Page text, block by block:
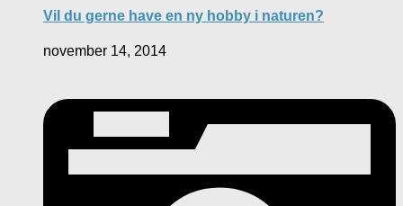
Vil du gerne have en ny hobby i naturen?
november 14, 2014